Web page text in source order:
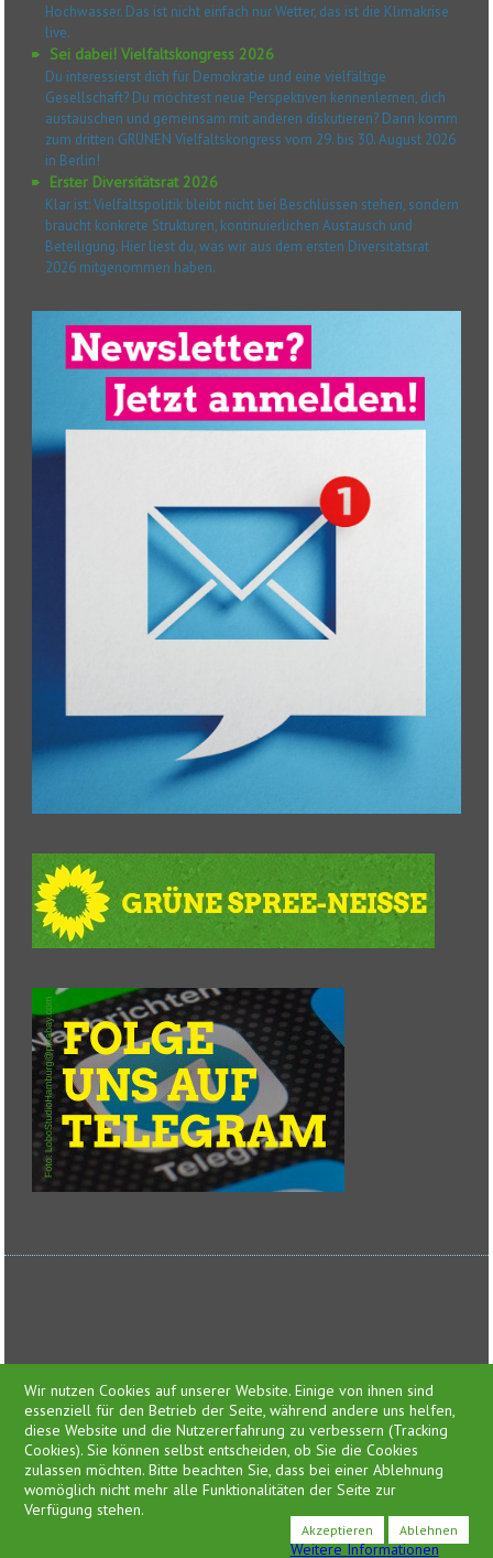
Hochwasser. Das ist nicht einfach nur Wetter, das ist die Klimakrise
live.
Sei dabei! Vielfaltskongress 2026
Du interessierst dich für Demokratie und eine vielfältige
Gesellschaft? Du möchtest neue Perspektiven kennenlernen, dich
austauschen und gemeinsam mit anderen diskutieren? Dann komm
zum dritten GRÜNEN Vielfaltskongress vom 29. bis 30. August 2026
in Berlin!
Erster Diversitätsrat 2026
Klar ist: Vielfaltspolitik bleibt nicht bei Beschlüssen stehen, sondern
braucht konkrete Strukturen, kontinuierlichen Austausch und
Beteiligung. Hier liest du, was wir aus dem ersten Diversitätsrat
2026 mitgenommen haben.
Feed-Einträge
Presse
Impressum
Datenschutzerklärung
Wir nutzen Cookies auf unserer Website. Einige von ihnen sind
essenziell für den Betrieb der Seite, während andere uns helfen,
diese Website und die Nutzererfahrung zu verbessern (Tracking
Cookies). Sie können selbst entscheiden, ob Sie die Cookies
zulassen möchten. Bitte beachten Sie, dass bei einer Ablehnung
womöglich nicht mehr alle Funktionalitäten der Seite zur
Verfügung stehen.
Akzeptieren Ablehnen
Weitere Informationen